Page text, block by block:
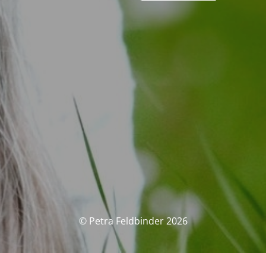
© Petra Feldbinder 2026